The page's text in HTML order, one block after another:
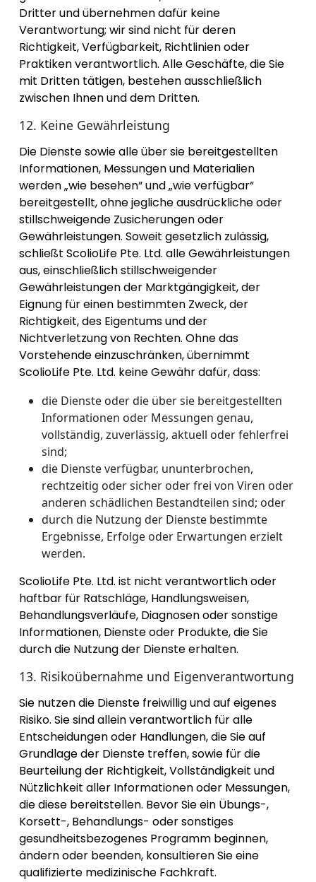
Dritter und übernehmen dafür keine
Verantwortung; wir sind nicht für deren
Richtigkeit, Verfügbarkeit, Richtlinien oder
Praktiken verantwortlich. Alle Geschäfte, die Sie
mit Dritten tätigen, bestehen ausschließlich
zwischen Ihnen und dem Dritten.
12. Keine Gewährleistung
Die Dienste sowie alle über sie bereitgestellten
Informationen, Messungen und Materialien
werden „wie besehen“ und „wie verfügbar“
bereitgestellt, ohne jegliche ausdrückliche oder
stillschweigende Zusicherungen oder
Gewährleistungen. Soweit gesetzlich zulässig,
schließt ScolioLife Pte. Ltd. alle Gewährleistungen
aus, einschließlich stillschweigender
Gewährleistungen der Marktgängigkeit, der
Eignung für einen bestimmten Zweck, der
Richtigkeit, des Eigentums und der
Nichtverletzung von Rechten. Ohne das
Vorstehende einzuschränken, übernimmt
ScolioLife Pte. Ltd. keine Gewähr dafür, dass:
die Dienste oder die über sie bereitgestellten
Informationen oder Messungen genau,
vollständig, zuverlässig, aktuell oder fehlerfrei
sind;
die Dienste verfügbar, ununterbrochen,
rechtzeitig oder sicher oder frei von Viren oder
anderen schädlichen Bestandteilen sind; oder
durch die Nutzung der Dienste bestimmte
Ergebnisse, Erfolge oder Erwartungen erzielt
werden.
ScolioLife Pte. Ltd. ist nicht verantwortlich oder
haftbar für Ratschläge, Handlungsweisen,
Behandlungsverläufe, Diagnosen oder sonstige
Informationen, Dienste oder Produkte, die Sie
durch die Nutzung der Dienste erhalten.
13. Risikoübernahme und Eigenverantwortung
Sie nutzen die Dienste freiwillig und auf eigenes
Risiko. Sie sind allein verantwortlich für alle
Entscheidungen oder Handlungen, die Sie auf
Grundlage der Dienste treffen, sowie für die
Beurteilung der Richtigkeit, Vollständigkeit und
Nützlichkeit aller Informationen oder Messungen,
die diese bereitstellen. Bevor Sie ein Übungs-,
Korsett-, Behandlungs- oder sonstiges
gesundheitsbezogenes Programm beginnen,
ändern oder beenden, konsultieren Sie eine
qualifizierte medizinische Fachkraft.